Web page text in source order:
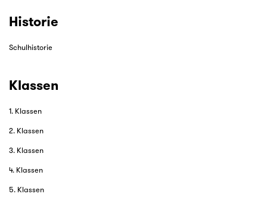
Historie
Schulhistorie
Klassen
1. Klassen
2. Klassen
3. Klassen
4. Klassen
5. Klassen